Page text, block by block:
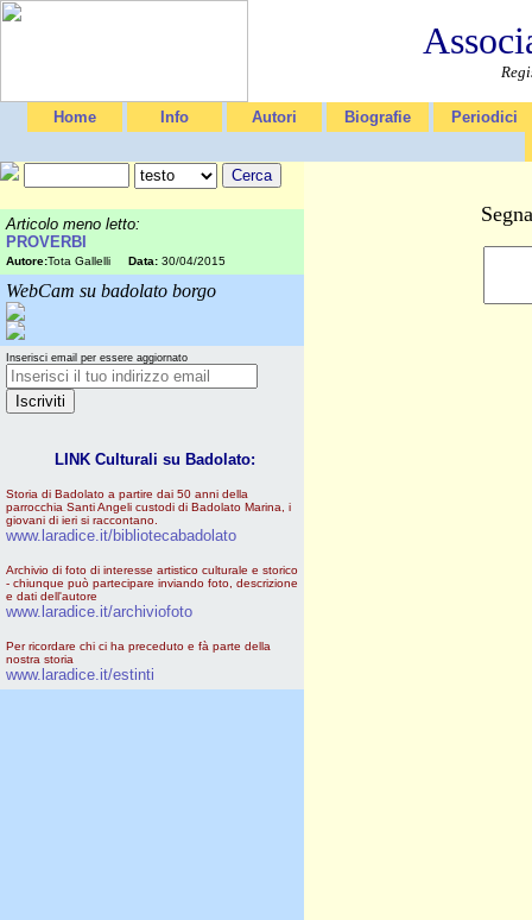
Home Info Autori Biografie Periodici
Articolo meno letto:
PROVERBI
Autore:Tota Gallelli Data: 30/04/2015
WebCam su badolato borgo
Inserisci email per essere aggiornato
LINK Culturali su Badolato:
Storia di Badolato a partire dai 50 anni della
parrocchia Santi Angeli custodi di Badolato Marina, i
giovani di ieri si raccontano.
www.laradice.it/bibliotecabadolato
Archivio di foto di interesse artistico culturale e storico
- chiunque può partecipare inviando foto, descrizione
e dati dell'autore
www.laradice.it/archiviofoto
Per ricordare chi ci ha preceduto e fà parte della
nostra storia
www.laradice.it/estinti